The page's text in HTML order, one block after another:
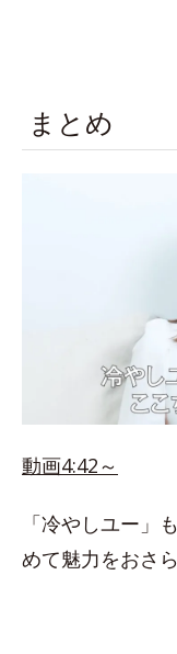
まとめ
動画4:42～
「冷やしユー」
めて魅力をおさ